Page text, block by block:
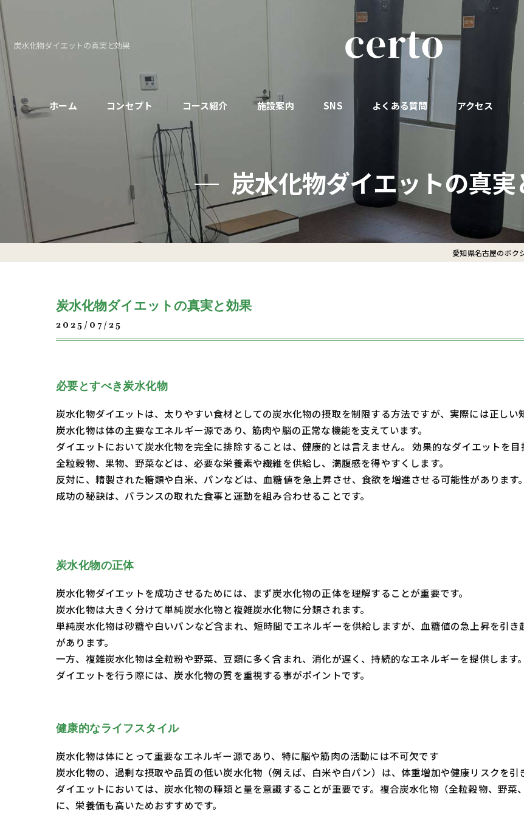
炭水化物ダイエットの真実と効果
ホーム コンセプト コース紹介
パーソナルコース
初めての方へ
施設案内 SNS よくある質問 アクセス
炭水化物ダイエットの真実
愛知県名古屋のボク
炭水化物ダイエットの真実と効果
2025/07/25
必要とすべき炭水化物
炭水化物ダイエットは、太りやすい食材としての炭水化物の摂取を制限する方法ですが、実際には正しい
炭水化物は体の主要なエネルギー源であり、筋肉や脳の正常な機能を支えています。
ダイエットにおいて炭水化物を完全に排除することは、健康的とは言えません。 効果的なダイエットを
全粒穀物、果物、野菜などは、必要な栄養素や繊維を供給し、満腹感を得やすくします。
反対に、精製された糖類や白米、パンなどは、血糖値を急上昇させ、食欲を増進させる可能性があります。
成功の秘訣は、バランスの取れた食事と運動を組み合わせることです。
炭水化物の正体
炭水化物ダイエットを成功させるためには、まず炭水化物の正体を理解することが重要です。
炭水化物は大きく分けて単純炭水化物と複雑炭水化物に分類されます。
単純炭水化物は砂糖や白いパンなど含まれ、短時間でエネルギーを供給しますが、血糖値の急上昇を引
があります。
一方、複雑炭水化物は全粒粉や野菜、豆類に多く含まれ、消化が遅く、持続的なエネルギーを提供します。
ダイエットを行う際には、炭水化物の質を重視する事がポイントです。
健康的なライフスタイル
炭水化物は体にとって重要なエネルギー源であり、特に脳や筋肉の活動には不可欠です
炭水化物の、過剰な摂取や品質の低い炭水化物（例えば、白米や白パン）は、体重増加や健康リスクを引
ダイエットにおいては、炭水化物の種類と量を意識することが重要です。複合炭水化物（全粒穀物、野
に、栄養価も高いためおすすめです。